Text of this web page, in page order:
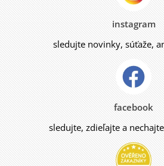
instagram
sledujte novinky, súťaže,
facebook
sledujte, zdieľajte a